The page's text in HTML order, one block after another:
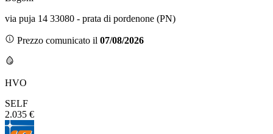
via puja 14 33080 - prata di pordenone (PN)
Prezzo comunicato il 07/08/2026
HVO
SELF
2.035 €